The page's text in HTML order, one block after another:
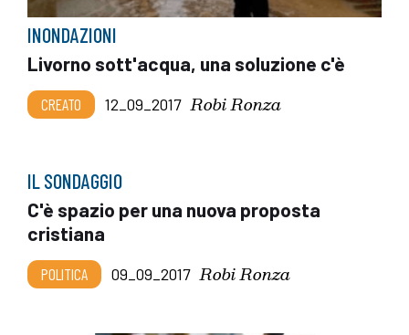
INONDAZIONI
Livorno sott'acqua, una soluzione c'è
CREATO 12_09_2017 Robi Ronza
IL SONDAGGIO
C'è spazio per una nuova proposta
cristiana
POLITICA 09_09_2017 Robi Ronza